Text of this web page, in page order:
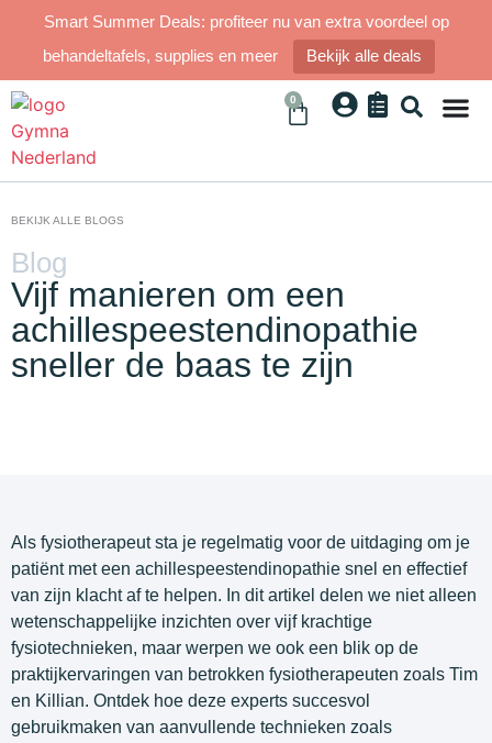
Smart Summer Deals: profiteer nu van extra voordeel op
behandeltafels, supplies en meer
Bekijk alle deals
0
BEKIJK ALLE BLOGS
Blog
Vijf manieren om een
achillespeestendinopathie
sneller de baas te zijn
Als fysiotherapeut sta je regelmatig voor de uitdaging om je
patiënt met een achillespeestendinopathie snel en effectief
van zijn klacht af te helpen. In dit artikel delen we niet alleen
wetenschappelijke inzichten over vijf krachtige
fysiotechnieken, maar werpen we ook een blik op de
praktijkervaringen van betrokken fysiotherapeuten zoals Tim
en Killian. Ontdek hoe deze experts succesvol
gebruikmaken van aanvullende technieken zoals